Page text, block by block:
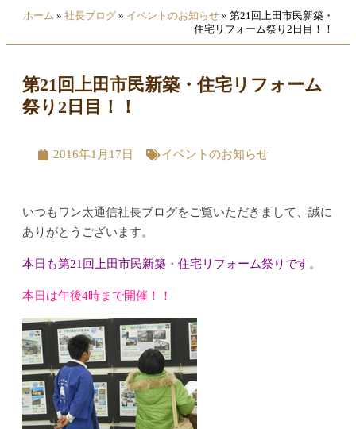
ホーム » 社長ブログ » イベントのお知らせ » 第21回上田市民新築・
住宅リフォーム祭り2日目！！
第21回上田市民新築・住宅リフォーム
祭り2日目！！
2016年1月17日 イベントのお知らせ
いつもワン太通信社長ブログをご覧いただきまして、誠に
ありがとうございます。
本日も第21回上田市民新築・住宅リフォーム祭りです。
本日は午後4時まで開催！！